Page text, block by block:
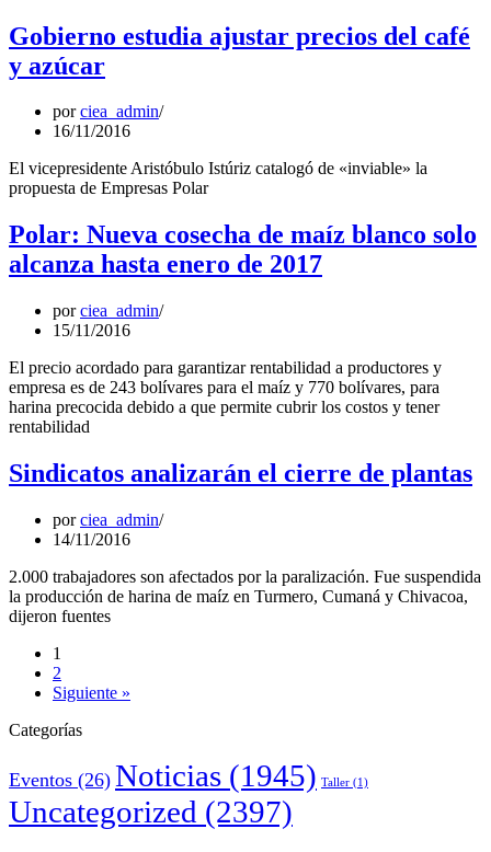
Gobierno estudia ajustar precios del café
y azúcar
porciea_admin
16/11/2016
El vicepresidente Aristóbulo Istúriz catalogó de «inviable» la
propuesta de Empresas Polar
Polar: Nueva cosecha de maíz blanco solo
alcanza hasta enero de 2017
porciea_admin
15/11/2016
El precio acordado para garantizar rentabilidad a productores y
empresa es de 243 bolívares para el maíz y 770 bolívares, para
harina precocida debido a que permite cubrir los costos y tener
rentabilidad
Sindicatos analizarán el cierre de plantas
porciea_admin
14/11/2016
2.000 trabajadores son afectados por la paralización. Fue suspendida
la producción de harina de maíz en Turmero, Cumaná y Chivacoa,
dijeron fuentes
1
2
Siguiente »
Categorías
Eventos (26) Noticias (1945) Taller (1)
Uncategorized (2397)